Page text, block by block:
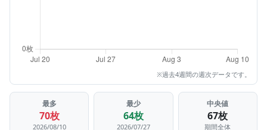
※過去4週間の週次データです。
最多
70枚
2026/08/10
最少
64枚
2026/07/27
中央値
67枚
期間全体